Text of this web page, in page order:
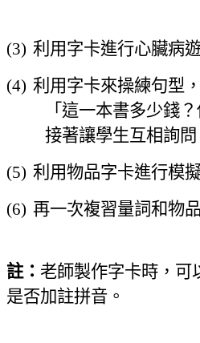
(3) 利用字卡進行心臟病
(4) 利用字卡來操練句型
「這一本書多少錢
接著讓學生互相詢問
(5) 利用物品字卡進行模
(6) 再一次複習量詞和物
註： 老師製作字卡時 ， 可
是否加註拼音 。